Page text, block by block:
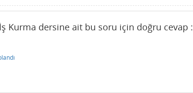
Kurma dersine ait bu soru için doğru cevap :